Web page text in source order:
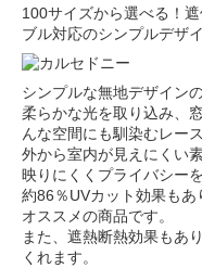
100サイズから選べる！
ブル対応のシンプルデザ
シンプルな無地デザイン
柔らかな光を取り込み、
んな空間にも馴染むレー
外から室内が見えにくい
映りにくくプライバシー
約86％UVカット効果も
オススメの商品です。
また、遮熱断熱効果もあ
くれます。